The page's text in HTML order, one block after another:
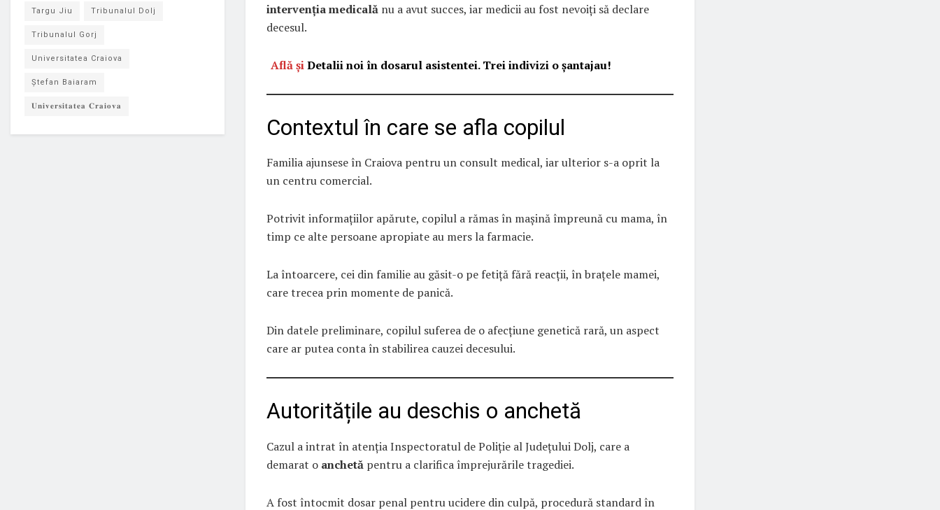
intervenția medicală nu a avut succes, iar medicii au fost nevoiți să declare
decesul.
Află șiDetalii noi în dosarul asistentei. Trei indivizi o șantajau!
Contextul în care se afla copilul
Familia ajunsese în Craiova pentru un consult medical, iar ulterior s-a oprit la
un centru comercial.
Potrivit informațiilor apărute, copilul a rămas în mașină împreună cu mama, în
timp ce alte persoane apropiate au mers la farmacie.
La întoarcere, cei din familie au găsit-o pe fetiță fără reacții, în brațele mamei,
care trecea prin momente de panică.
Din datele preliminare, copilul suferea de o afecțiune genetică rară, un aspect
care ar putea conta în stabilirea cauzei decesului.
Autoritățile au deschis o anchetă
Cazul a intrat în atenția Inspectoratul de Poliție al Județului Dolj, care a
demarat o anchetă pentru a clarifica împrejurările tragediei.
A fost întocmit dosar penal pentru ucidere din culpă, procedură standard în
Targu Jiu Tribunalul Dolj
Tribunalul Gorj
Universitatea Craiova
Ștefan Baiaram
𝐔𝐧𝐢𝐯𝐞𝐫𝐬𝐢𝐭𝐚𝐭𝐞𝐚 𝐂𝐫𝐚𝐢𝐨𝐯𝐚